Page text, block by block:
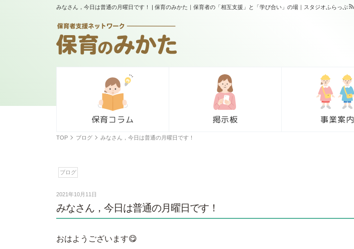
みなさん，今日は普通の月曜日です！ | 保育のみかた｜保育者の「相互支援」と「学び合い」の場｜スタジオふらっぷ
保育コラム 掲示板 事業案内
TOP ブログ みなさん，今日は普通の月曜日です！
ブログ
2021年10月11日
みなさん，今日は普通の月曜日です！
おはようございます😋